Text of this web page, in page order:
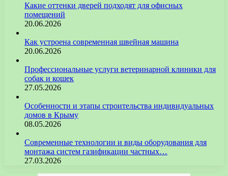
Какие оттенки дверей подходят для офисных
помещений
20.06.2026
Как устроена современная швейная машина
20.06.2026
Профессиональные услуги ветеринарной клиники для
собак и кошек
27.05.2026
Особенности и этапы строительства индивидуальных
домов в Крыму
08.05.2026
Современные технологии и виды оборудования для
монтажа систем газификации частных…
27.03.2026